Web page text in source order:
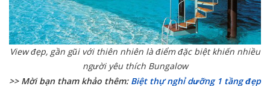
View đẹp, gần gũi với thiên nhiên là điểm đặc biệt khiến nhiều
người yêu thích Bungalow
>> Mời bạn tham khảo thêm: Biệt thự nghỉ dưỡng 1 tầng đẹp